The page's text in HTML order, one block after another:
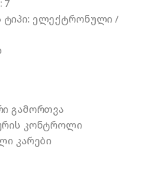
7
ელექტრონული /
გამორთვა
კონტროლი
კარები